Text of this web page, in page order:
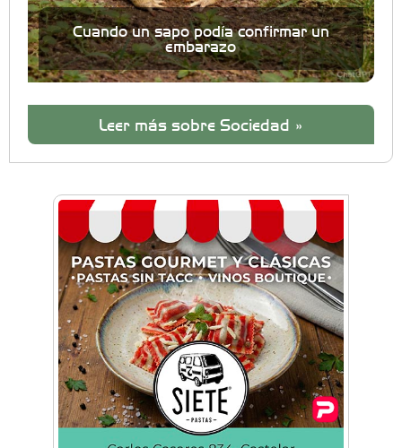
Cuando un sapo podía confirmar un
embarazo
Leer más sobre Sociedad »